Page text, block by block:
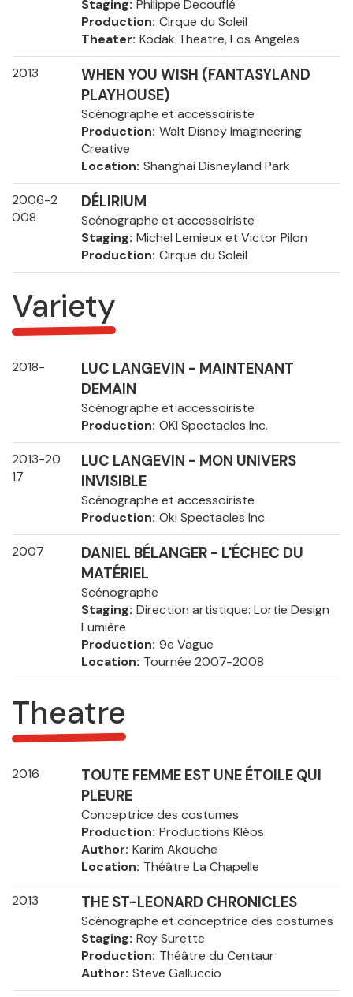
Staging Philippe Decouflé
Production Cirque du Soleil
Theater Kodak Theatre, Los Angeles
2013
WHEN YOU WISH (FANTASYLAND
PLAYHOUSE)
Scénographe et accessoiriste
Production Walt Disney Imagineering
Creative
Location Shanghai Disneyland Park
2006-2
008
DÉLIRIUM
Scénographe et accessoiriste
Staging Michel Lemieux et Victor Pilon
Production Cirque du Soleil
Variety
2018-
LUC LANGEVIN - MAINTENANT
DEMAIN
Scénographe et accessoiriste
Production OKI Spectacles Inc.
2013-20
17
LUC LANGEVIN - MON UNIVERS
INVISIBLE
Scénographe et accessoiriste
Production Oki Spectacles Inc.
2007
DANIEL BÉLANGER - L'ÉCHEC DU
MATÉRIEL
Scénographe
Staging Direction artistique: Lortie Design
Lumière
Production 9e Vague
Location Tournée 2007-2008
Theatre
2016
TOUTE FEMME EST UNE ÉTOILE QUI
PLEURE
Conceptrice des costumes
Production Productions Kléos
Author Karim Akouche
Location Théâtre La Chapelle
2013 THE ST-LEONARD CHRONICLES
Scénographe et conceptrice des costumes
Staging Roy Surette
Production Théâtre du Centaur
Author Steve Galluccio